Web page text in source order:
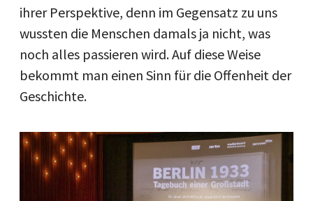
ihrer Perspektive, denn im Gegensatz zu uns
wussten die Menschen damals ja nicht, was
noch alles passieren wird. Auf diese Weise
bekommt man einen Sinn für die Offenheit der
Geschichte.